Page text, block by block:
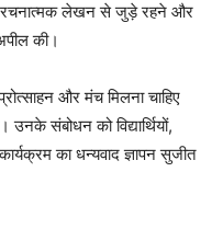
रचनात्मक लेखन से जुड़े रहने और
की।
और मंच मिलना चाहिए
संबोधन को विद्यार्थियों,
का धन्यवाद ज्ञापन सुजीत